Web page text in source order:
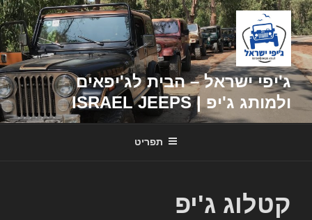
דילוג
לתוכן
ג'יפי ישראל – הבית לג'יפאים
ולמותג ג'יפ | ISRAEL JEEPS
תפריט
קטלוג ג'יפ